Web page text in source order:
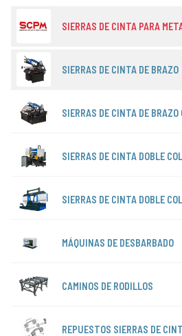
SIERRAS DE CINTA PARA
SIERRAS DE CINTA DE BRAZO
SIERRAS DE CINTA DE BRAZO
SIERRAS DE CINTA DOBLE
SIERRAS DE CINTA DOBLE
MÁQUINAS DE DESBARBADO
CAMINOS DE RODILLOS
REPUESTOS SIERRAS DE